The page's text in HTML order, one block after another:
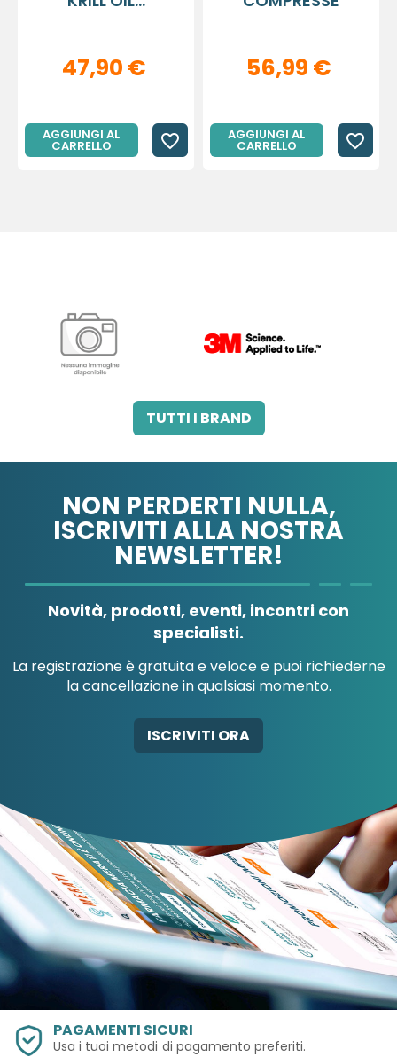
47,90 €
AGGIUNGI AL
CARRELLO favorite_border
56,99 €
AGGIUNGI AL
CARRELLO favorite_border
3M ITALIA SRL A.B.PHARM SRL
A.MENARINI
A.MENARINI
AB-GLOBAL SRL
ABBATE A&V PHARMA
TUTTI I BRAND
NON PERDERTI NULLA,
ISCRIVITI ALLA NOSTRA
NEWSLETTER!
Novità, prodotti, eventi, incontri con
specialisti.
La registrazione è gratuita e veloce e puoi richiederne
la cancellazione in qualsiasi momento.
ISCRIVITI ORA
PAGAMENTI SICURI
Usa i tuoi metodi di pagamento preferiti.